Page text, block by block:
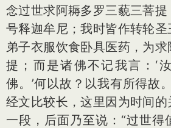
念过世求阿耨多罗三藐三菩
号释迦牟尼；我时皆作转轮
弟子衣服饮食卧具医药，为
提；而是诸佛不记我言：‘
佛。’何以故？以我有所得故
经文比较长，这里因为时间
一段，后面乃至说：“过世得